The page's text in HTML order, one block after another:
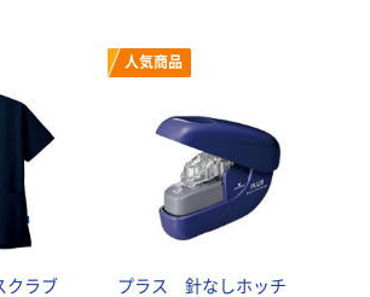
クラブ
人気商品
プラス 針なしホッチ